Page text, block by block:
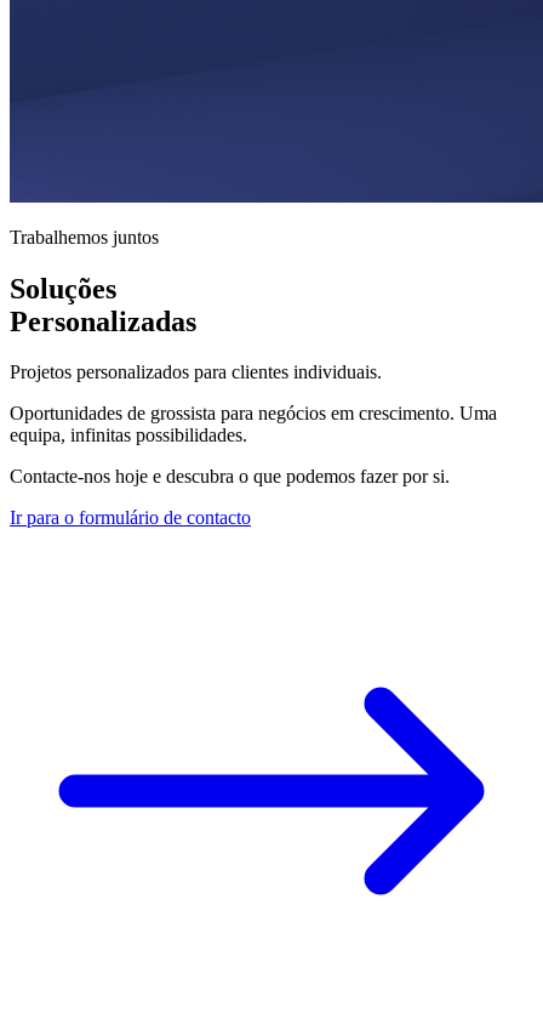
Trabalhemos juntos
Soluções
Personalizadas
Projetos personalizados para clientes individuais.
Oportunidades de grossista para negócios em crescimento. Uma
equipa, infinitas possibilidades.
Contacte-nos hoje e descubra o que podemos fazer por si.
Ir para o formulário de contacto